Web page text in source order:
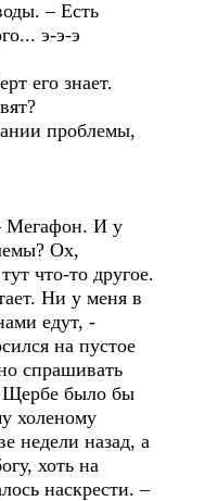
– Есть
э-э-э
его знает.
проблемы,
И у
Ох,
что-то другое.
Ни у меня в
едут, -
на пустое
спрашивать
Щербе было бы
холеному
недели назад, а
хоть на
наскрести. –